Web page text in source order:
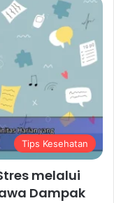
Tips Kesehatan
melalui
Dampak